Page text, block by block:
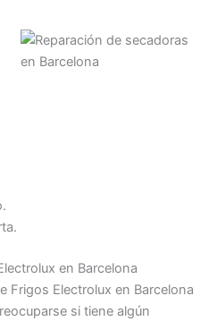
en Barcelona
Frigos Electrolux en Barcelona
si tiene algún